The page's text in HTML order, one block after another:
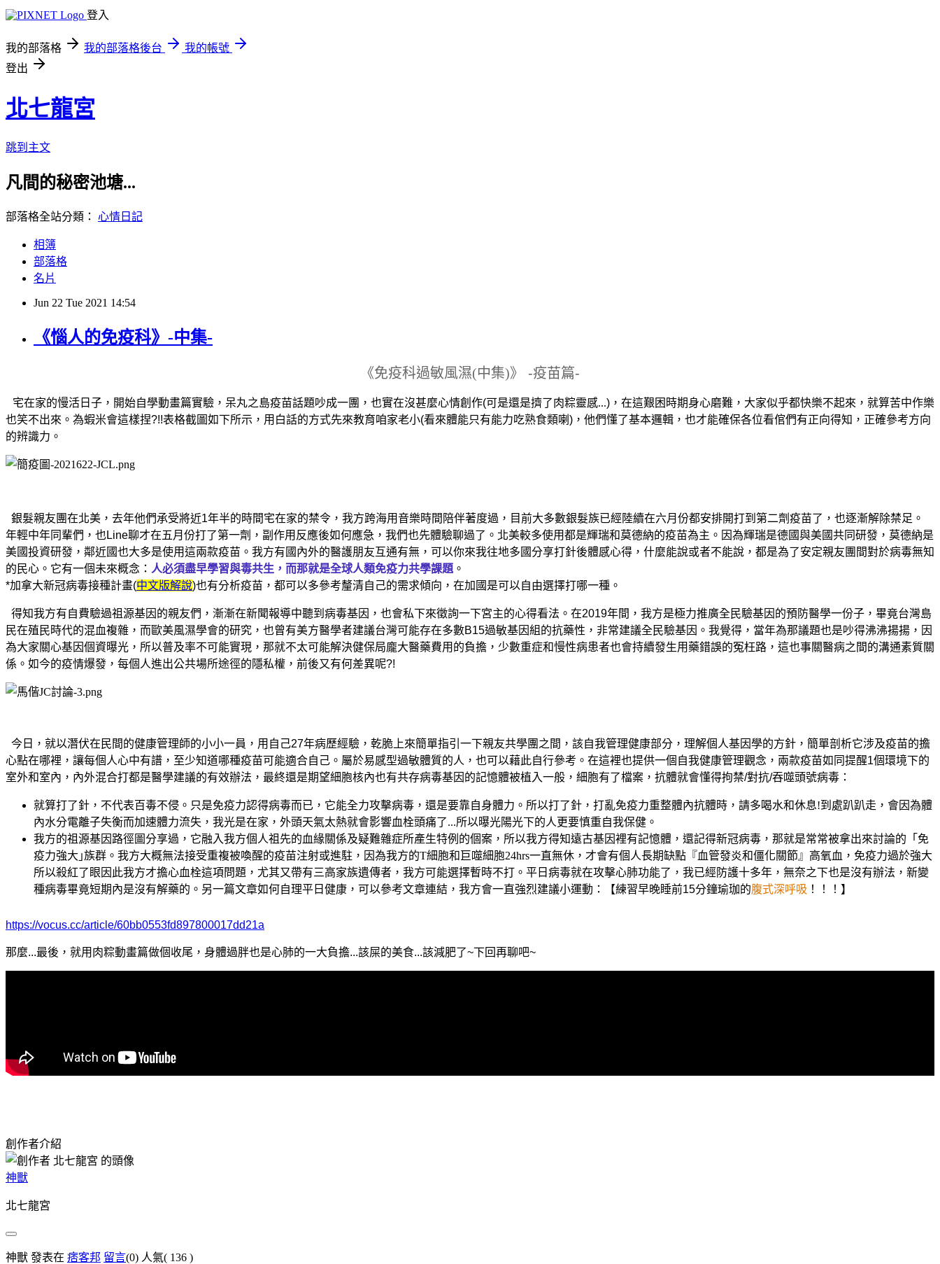
登入
我的部落格 我的部落格後台
我的帳號
登出
北七龍宮
跳到主文
凡間的秘密池塘...
部落格全站分類： 心情日記
相簿
部落格
名片
Jun 22 Tue 2021 14:54
《惱人的免疫科》-中集-
《免疫科過敏風濕(中集)》 -疫苗篇-
宅在家的慢活日子，開始自學動畫篇實驗，呆丸之島疫苗話題吵成一團，也實在沒甚麼心情創作(可是還是擠了肉粽靈感...)，在這艱困時期身心磨難，大家似乎都快樂不起來，就算苦中作樂
也笑不出來。為蝦米會這樣捏?!!表格截圖如下所示，用白話的方式先來教育咱家老小(看來體能只有能力吃熟食類喇)，他們懂了基本邏輯，也才能確保各位看倌們有正向得知，正確參考方向
的辨識力。
銀髮親友團在北美，去年他們承受將近1年半的時間宅在家的禁令，我方跨海用音樂時間陪伴著度過，目前大多數銀髮族已經陸續在六月份都安排開打到第二劑疫苗了，也逐漸解除禁足。
年輕中年同輩們，也Line聊才在五月份打了第一劑，副作用反應後如何應急，我們也先體驗聊過了。北美較多使用都是輝瑞和莫德納的疫苗為主。因為輝瑞是德國與美國共同研發，莫德納是
美國投資研發，鄰近國也大多是使用這兩款疫苗。我方有國內外的醫護朋友互通有無，可以你來我往地多國分享打針後體感心得，什麼能說或者不能說，都是為了安定親友團間對於病毒無知
的民心。它有一個未來概念： 人必須盡早學習與毒共生，而那就是全球人類免疫力共學課題 。
*加拿大新冠病毒接種計畫(中文版解說)也有分析疫苗，都可以多參考釐清自己的需求傾向，在加國是可以自由選擇打哪一種。
得知我方有自費驗過祖源基因的親友們，漸漸在新聞報導中聽到病毒基因，也會私下來徵詢一下宮主的心得看法。在2019年間，我方是極力推廣全民驗基因的預防醫學一份子，畢竟台灣島
民在殖民時代的混血複雜，而歐美風濕學會的研究，也曾有美方醫學者建議台灣可能存在多數B15過敏基因組的抗藥性，非常建議全民驗基因。我覺得，當年為那議題也是吵得沸沸揚揚，因
為大家關心基因個資曝光，所以普及率不可能實現，那就不太可能解決健保局龐大醫藥費用的負擔，少數重症和慢性病患者也會持續發生用藥錯誤的冤枉路，這也事關醫病之間的溝通素質關
係。如今的疫情爆發，每個人進出公共場所途徑的隱私權，前後又有何差異呢?!
今日，就以潛伏在民間的健康管理師的小小一員，用自己27年病歷經驗，乾脆上來簡單指引一下親友共學團之間，該自我管理健康部分，理解個人基因學的方針，簡單剖析它涉及疫苗的擔
心點在哪裡，讓每個人心中有譜，至少知道哪種疫苗可能適合自己。屬於易感型過敏體質的人，也可以藉此自行參考。在這裡也提供一個自我健康管理觀念，兩款疫苗如同提醒1個環境下的
室外和室內，內外混合打都是醫學建議的有效辦法，最終還是期望細胞核內也有共存病毒基因的記憶體被植入一般，細胞有了檔案，抗體就會懂得拘禁/對抗/吞噬頭號病毒 ：
就算打了針，不代表百毒不侵。只是免疫力認得病毒而已，它能全力攻擊病毒，還是要靠自身體力。所以打了針，打亂免疫力重整體內抗體時，請多喝水和休息!到處趴趴走，會因為體
內水分電離子失衡而加速體力流失，我光是在家，外頭天氣太熱就會影響血栓頭痛了...所以曝光陽光下的人更要慎重自我保健。
我方的祖源基因路徑圖分享過，它融入我方個人祖先的血緣關係及疑難雜症所產生特例的個案，所以我方得知遠古基因裡有記憶體，還記得新冠病毒，那就是常常被拿出來討論的「免
疫力強大｣族群。我方大概無法接受重複被喚醒的疫苗注射或進駐，因為我方的T細胞和巨噬細胞24hrs一直無休，才會有個人長期缺點『血管發炎和僵化關節』高氧血，免疫力過於強大
所以殺紅了眼 因此我方才擔心血栓這項問題，尤其又帶有三高家族遺傳者，我方可能選擇暫時不打。平日病毒就在攻擊心肺功能了，我已經防護十多年，無奈之下也是沒有辦法，新變
種病毒畢竟短期內是沒有解藥的。另一篇文章如何自理平日健康，可以參考文章連結，我方會一直強烈建議小運動：
【練習早晚睡前15分鐘瑜珈的腹式深呼吸 ！！！】
https://vocus.cc/article/60bb0553fd897800017dd21a
那麼...最後，就用肉粽動畫篇做個收尾，身體過胖也是心肺的一大負擔...該屎的美食...該減肥了~下回再聊吧~
創作者介紹
神獸
北七龍宮
神獸 發表在 痞客邦 留言(0) 人氣( 136 )